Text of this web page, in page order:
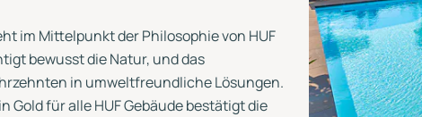
im Mittelpunkt der Philosophie von HUF
bewusst die Natur, und das
in umweltfreundliche Lösungen.
Gold für alle HUF Gebäude bestätigt die